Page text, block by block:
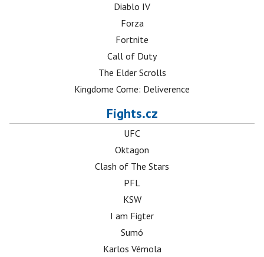
Diablo IV
Forza
Fortnite
Call of Duty
The Elder Scrolls
Kingdome Come: Deliverence
Fights.cz
UFC
Oktagon
Clash of The Stars
PFL
KSW
I am Figter
Sumó
Karlos Vémola